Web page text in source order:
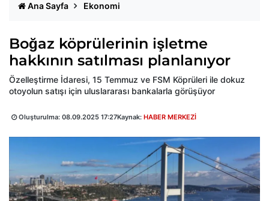
Ana Sayfa Ekonomi
Boğaz köprülerinin işletme
hakkının satılması planlanıyor
Özelleştirme İdaresi, 15 Temmuz ve FSM Köprüleri ile dokuz
otoyolun satışı için uluslararası bankalarla görüşüyor
Oluşturulma: 08.09.2025 17:27Kaynak: HABER MERKEZİ